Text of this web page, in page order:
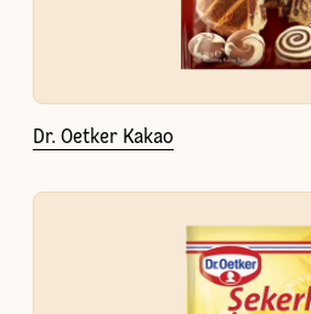
Dr. Oetker Kakao